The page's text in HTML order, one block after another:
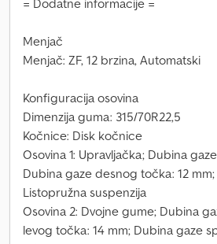
= Dodatne informacije =
Menjač
Menjač: ZF, 12 brzina, Automatski
Konfiguracija osovina
Dimenzija guma: 315/70R22,5
Kočnice: Disk kočnice
Osovina 1: Upravljačka; Dubina
Dubina gaze desnog točka: 12 mm;
Listopružna suspenzija
Osovina 2: Dvojne gume; Dubina
levog točka: 14 mm; Dubina gaze